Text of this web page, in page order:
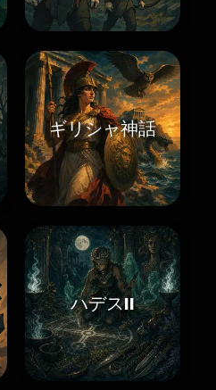
ギリシャ神話
ハデスII